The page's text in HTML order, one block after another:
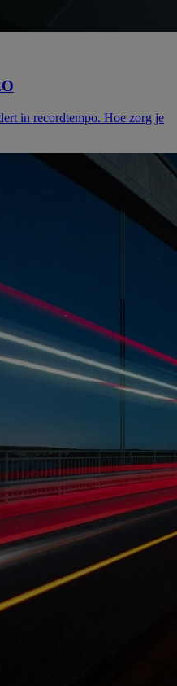
in recordtempo. Hoe zorg je